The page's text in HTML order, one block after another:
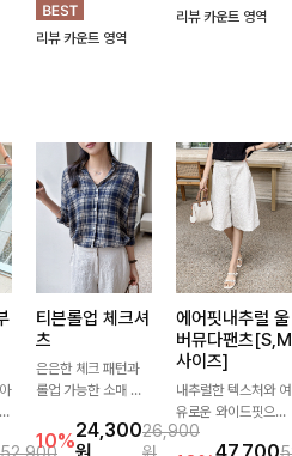
유로운 핏으로 편안하
게 착용되며 다양한
리뷰 카운트 영역
심플하면서도 센스 있
리뷰 카운트 영역
52,900
티븐롤업 체크셔
츠
은은한 체크 패턴과
롤업 가능한 소매 디
를 연출하실 수 있어
10%24,300
원
26,900
원
에어핏내추럴 울
버뮤다팬츠[S,M
사이즈]
내추럴한 텍스처와 여
유로운 와이드핏으로
군살은 자연스럽게 커
47,700